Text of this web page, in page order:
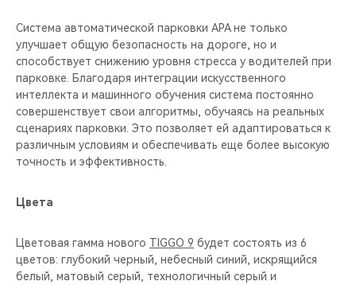
Система автоматической парковки APA не только
улучшает общую безопасность на дороге, но и
способствует снижению уровня стресса у водителей при
парковке. Благодаря интеграции искусственного
интеллекта и машинного обучения система постоянно
совершенствует свои алгоритмы, обучаясь на реальных
сценариях парковки. Это позволяет ей адаптироваться к
различным условиям и обеспечивать еще более высокую
точность и эффективность.
Цвета
Цветовая гамма нового TIGGO 9 будет состоять из 6
цветов: глубокий черный, небесный синий, искрящийся
белый, матовый серый, технологичный серый и